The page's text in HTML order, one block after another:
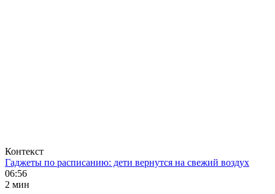
Контекст
Гаджеты по расписанию: дети вернутся на свежий воздух
06:56
2 мин